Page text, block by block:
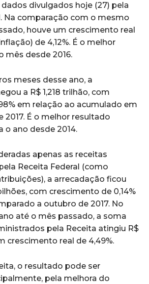
divulgados hoje (27) pela
Na comparação com o mesmo
houve um crescimento real
de 4,12%. É o melhor
mês desde 2016.
meses desse ano, a
a R$ 1,218 trilhão, com
em relação ao acumulado em
2017. É o melhor resultado
o ano desde 2014.
apenas as receitas
Receita Federal (como
a arrecadação ficou
com crescimento de 0,14%
a outubro de 2017. No
até o mês passado, a soma
pela Receita atingiu R$
crescimento real de 4,49%.
o resultado pode ser
pela melhora do